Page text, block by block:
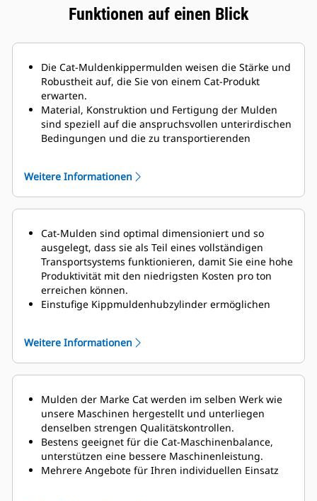
Funktionen auf einen Blick
Die Cat-Muldenkippermulden weisen die Stärke und
Robustheit auf, die Sie von einem Cat-Produkt
erwarten.
Material, Konstruktion und Fertigung der Mulden
sind speziell auf die anspruchsvollen unterirdischen
Bedingungen und die zu transportierenden
Weitere Informationen
Cat-Mulden sind optimal dimensioniert und so
ausgelegt, dass sie als Teil eines vollständigen
Transportsystems funktionieren, damit Sie eine hohe
Produktivität mit den niedrigsten Kosten pro ton
erreichen können.
Einstufige Kippmuldenhubzylinder ermöglichen
Das optionale Fahrzeug-Wägesystem (TPMS)
berechnet die jeweilige Nutzlast des Muldenkippers
und ermittelt dessen Arbeitstaktzeiten.
Weitere Informationen
Mulden der Marke Cat werden im selben Werk wie
unsere Maschinen hergestellt und unterliegen
denselben strengen Qualitätskontrollen.
Bestens geeignet für die Cat-Maschinenbalance,
unterstützen eine bessere Maschinenleistung.
Mehrere Angebote für Ihren individuellen Einsatz